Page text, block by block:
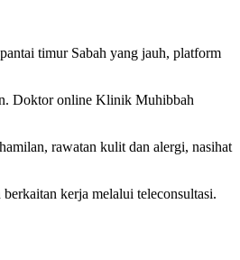
timur Sabah yang jauh, platform
Doktor online Klinik Muhibbah
rawatan kulit dan alergi, nasihat
kerja melalui teleconsultasi.